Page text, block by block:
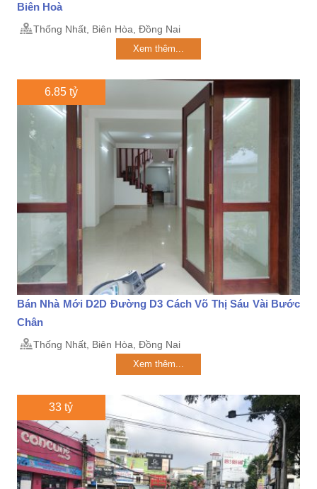
Biên Hoà
Thống Nhất, Biên Hòa, Đồng Nai
Xem thêm...
6.85 tỷ
Bán Nhà Mới D2D Đường D3 Cách Võ Thị Sáu Vài Bước
Chân
Thống Nhất, Biên Hòa, Đồng Nai
Xem thêm...
33 tỷ